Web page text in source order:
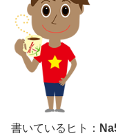
書いているヒト：